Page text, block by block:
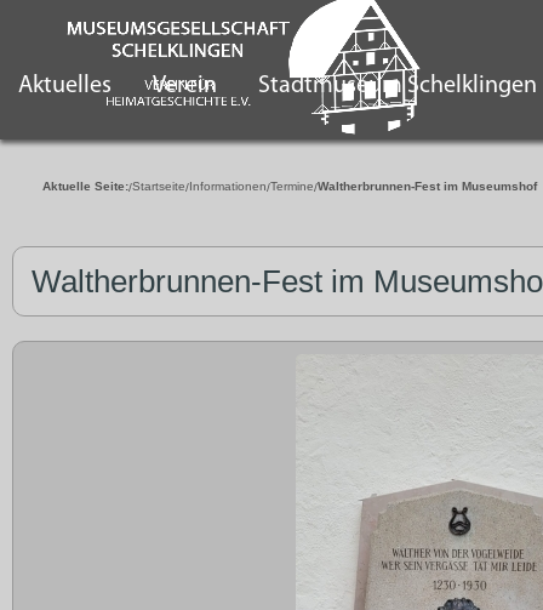
Aktuelles Verein Stadtmuseum Schelklingen
Aktuelle Seite: Startseite Informationen Termine Waltherbrunnen-Fest im Museumshof
Waltherbrunnen-Fest im